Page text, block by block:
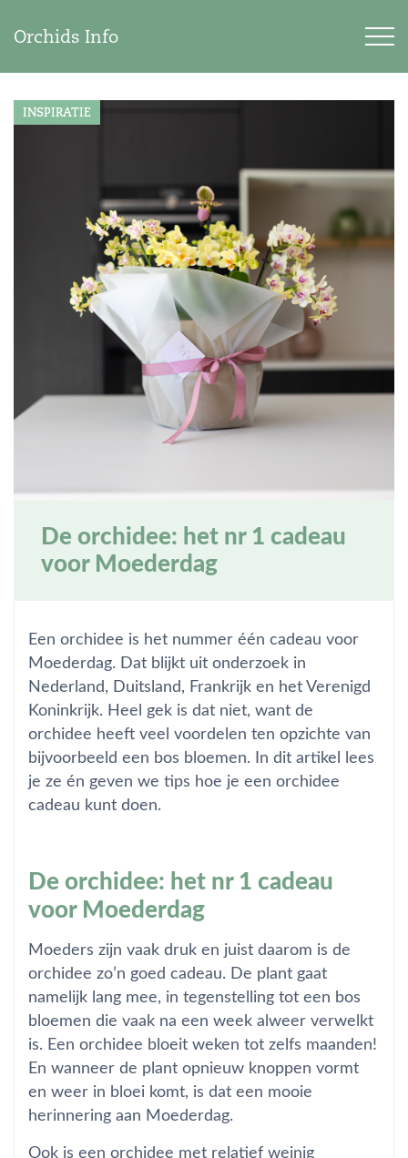
Orchids Info
INSPIRATIE
De orchidee: het nr 1 cadeau
voor Moederdag
Een orchidee is het nummer één cadeau voor
Moederdag. Dat blijkt uit onderzoek in
Nederland, Duitsland, Frankrijk en het Verenigd
Koninkrijk. Heel gek is dat niet, want de
orchidee heeft veel voordelen ten opzichte van
bijvoorbeeld een bos bloemen. In dit artikel lees
je ze én geven we tips hoe je een orchidee
cadeau kunt doen.
De orchidee: het nr 1 cadeau
voor Moederdag
Moeders zijn vaak druk en juist daarom is de
orchidee zo’n goed cadeau. De plant gaat
namelijk lang mee, in tegenstelling tot een bos
bloemen die vaak na een week alweer verwelkt
is. Een orchidee bloeit weken tot zelfs maanden!
En wanneer de plant opnieuw knoppen vormt
en weer in bloei komt, is dat een mooie
herinnering aan Moederdag.
Ook is een orchidee met relatief weinig